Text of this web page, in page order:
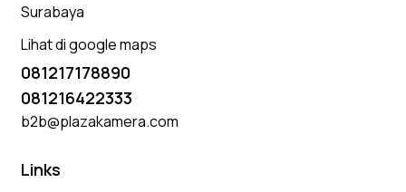
Surabaya
Lihat di google maps
081217178890
081216422333
b2b@plazakamera.com
Links